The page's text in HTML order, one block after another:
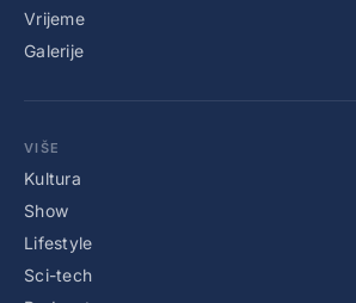
Vrijeme
Galerije
VIŠE
Kultura
Show
Lifestyle
Sci-tech